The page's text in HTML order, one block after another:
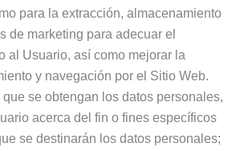
para la extracción, almacenamiento
de marketing para adecuar el
al Usuario, así como mejorar la
y navegación por el Sitio Web.
que se obtengan los datos personales,
acerca del fin o fines específicos
se destinarán los datos personales;